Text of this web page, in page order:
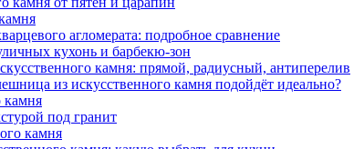
агломерата: подробное сравнение
кухонь и барбекю-зон
камня: прямой, радиусный, антиперелив
из искусственного камня подойдёт идеально?
камня
под гранит
камня